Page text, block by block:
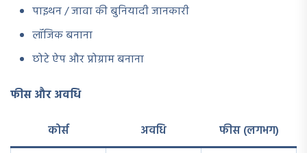
पाइथन / जावा की बुनियादी जानकारी
लॉजिक बनाना
छोटे ऐप और प्रोग्राम बनाना
फीस और अवधि
कोर्स
अवधि
फीस (लगभग)